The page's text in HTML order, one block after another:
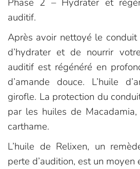
auditif.
Après avoir nettoyé le
d’hydrater et de nourrir
auditif est régénéré en
d’amande douce. L’huile
girofle. La protection du
par les huiles de
carthame.
L’huile de Relixen, un
perte d’audition, est un